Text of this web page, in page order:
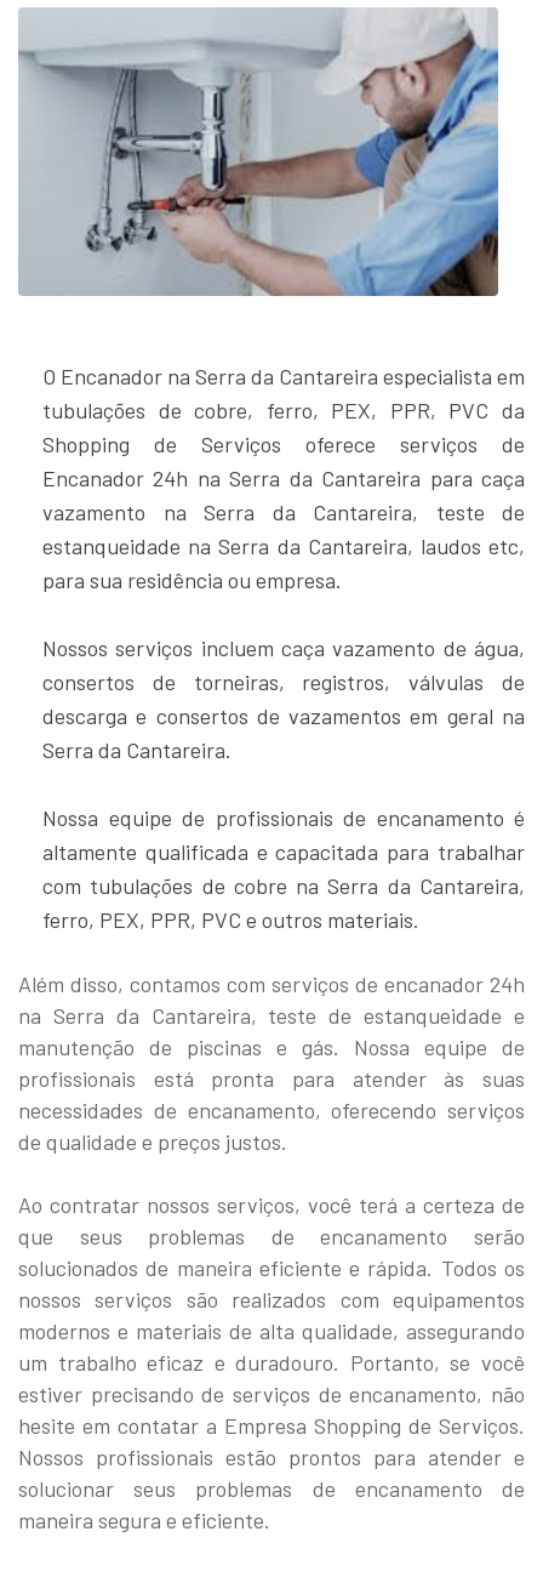
O Encanador na Serra da Cantareira especialista em
tubulações de cobre, ferro, PEX, PPR, PVC da
Shopping de Serviços oferece serviços de
Encanador 24h na Serra da Cantareira para caça
vazamento na Serra da Cantareira, teste de
estanqueidade na Serra da Cantareira, laudos etc,
para sua residência ou empresa.
Nossos serviços incluem caça vazamento de água,
consertos de torneiras, registros, válvulas de
descarga e consertos de vazamentos em geral na
Serra da Cantareira.
Nossa equipe de profissionais de encanamento é
altamente qualificada e capacitada para trabalhar
com tubulações de cobre na Serra da Cantareira,
ferro, PEX, PPR, PVC e outros materiais.
Além disso, contamos com serviços de encanador 24h
na Serra da Cantareira, teste de estanqueidade e
manutenção de piscinas e gás. Nossa equipe de
profissionais está pronta para atender às suas
necessidades de encanamento, oferecendo serviços
de qualidade e preços justos.
Ao contratar nossos serviços, você terá a certeza de
que seus problemas de encanamento serão
solucionados de maneira eficiente e rápida. Todos os
nossos serviços são realizados com equipamentos
modernos e materiais de alta qualidade, assegurando
um trabalho eficaz e duradouro. Portanto, se você
estiver precisando de serviços de encanamento, não
hesite em contatar a Empresa Shopping de Serviços.
Nossos profissionais estão prontos para atender e
solucionar seus problemas de encanamento de
maneira segura e eficiente.